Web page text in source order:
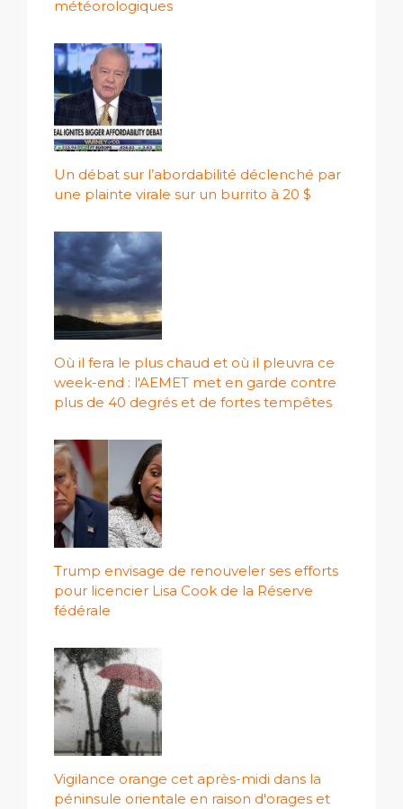
météorologiques
Un débat sur l’abordabilité déclenché par
une plainte virale sur un burrito à 20 $
Où il fera le plus chaud et où il pleuvra ce
week-end : l'AEMET met en garde contre
plus de 40 degrés et de fortes tempêtes
Trump envisage de renouveler ses efforts
pour licencier Lisa Cook de la Réserve
fédérale
Vigilance orange cet après-midi dans la
péninsule orientale en raison d'orages et